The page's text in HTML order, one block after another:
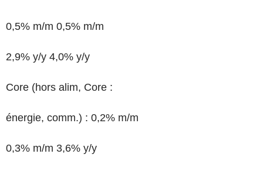
0,5% m/m 0,5% m/m
2,9% y/y 4,0% y/y
Core (hors alim, Core :
énergie, comm.) : 0,2% m/m
0,3% m/m 3,6% y/y